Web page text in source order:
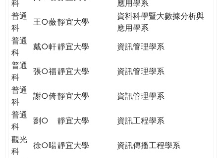
科
應用學系
普通
科
王○薇靜宜大學
資料科學暨大數據分析與
應用學系
普通
科
戴○軒靜宜大學
資訊管理學系
普通
科
張○福靜宜大學
資訊管理學系
普通
科
謝○倚靜宜大學
資訊管理學系
普通
科
劉○ 靜宜大學
資訊工程學系
觀光
科
徐○暘靜宜大學
資訊傳播工程學系